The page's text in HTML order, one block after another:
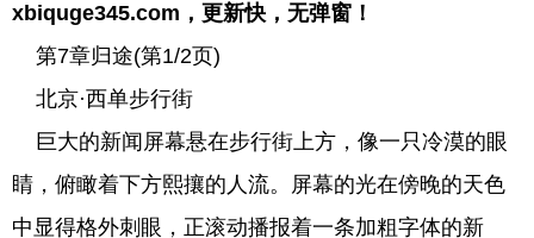
xbiquge345.com，更新快，无弹窗！
第7章归途(第1/2页)
北京·西单步行街
巨大的新闻屏幕悬在步行街上方，像一只冷漠的眼
睛，俯瞰着下方熙攘的人流。屏幕的光在傍晚的天色
中显得格外刺眼，正滚动播报着一条加粗字体的新